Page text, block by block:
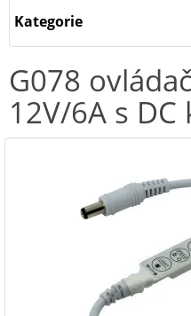
Kategorie
G078
12V/6A s